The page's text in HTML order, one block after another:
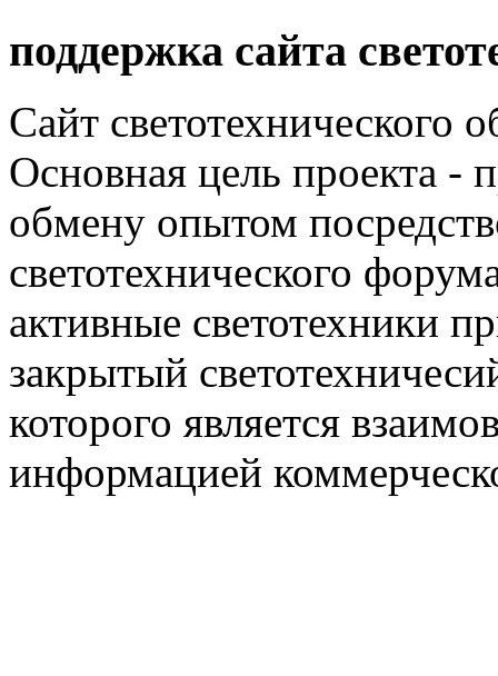
поддержка сайта
Сайт светотехнического
Основная цель проекта -
обмену опытом
светотехнического
активные светотехники
закрытый
которого является
информацией